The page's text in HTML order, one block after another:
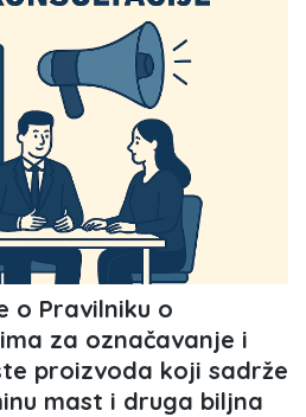
o Pravilniku o
za označavanje i
proizvoda koji sadrže
mast i druga biljna